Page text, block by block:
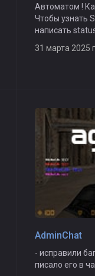
Автоматом !
Чтобы узнать
написать
31 марта
AdminChat
- исправили
писало его в